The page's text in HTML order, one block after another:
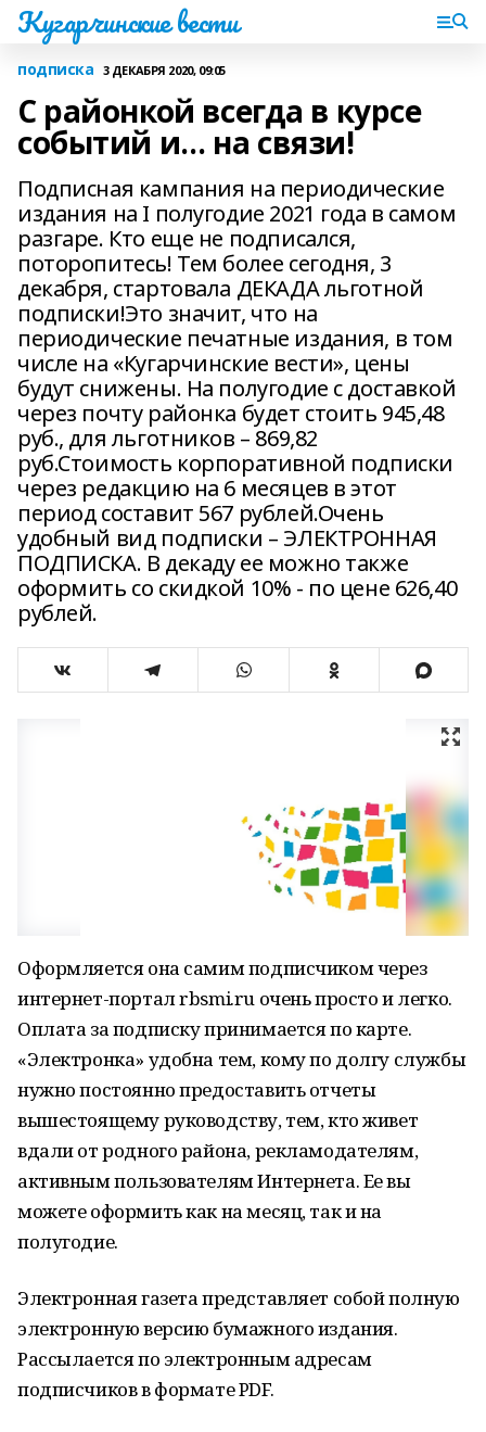
Кугарчинские вести
подписка 3 ДЕКАБРЯ 2020, 09:05
С районкой всегда в курсе
событий и… на связи!
Подписная кампания на периодические
издания на I полугодие 2021 года в самом
разгаре. Кто еще не подписался,
поторопитесь! Тем более сегодня, 3
декабря, стартовала ДЕКАДА льготной
подписки!Это значит, что на
периодические печатные издания, в том
числе на «Кугарчинские вести», цены
будут снижены. На полугодие с доставкой
через почту районка будет стоить 945,48
руб., для льготников – 869,82
руб.Стоимость корпоративной подписки
через редакцию на 6 месяцев в этот
период составит 567 рублей.Очень
удобный вид подписки – ЭЛЕКТРОННАЯ
ПОДПИСКА. В декаду ее можно также
оформить со скидкой 10% - по цене 626,40
рублей.
Оформляется она самим подписчиком через
интернет-портал rbsmi.ru очень просто и легко.
Оплата за подписку принимается по карте.
«Электронка» удобна тем, кому по долгу службы
нужно постоянно предоставить отчеты
вышестоящему руководству, тем, кто живет
вдали от родного района, рекламодателям,
активным пользователям Интернета. Ее вы
можете оформить как на месяц, так и на
полугодие.
Электронная газета представляет собой полную
электронную версию бумажного издания.
Рассылается по электронным адресам
подписчиков в формате PDF.